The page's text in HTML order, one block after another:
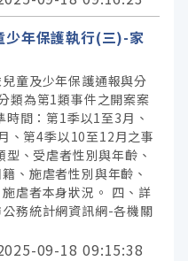
年保護執行(三)-家
童及少年保護通報與分
類為第1類事件之開案案
間：第1季以1至3月、
、第4季以10至12月之事
、受虐者性別與年齡、
、施虐者性別與年齡、
虐者本身狀況。 四、詳
務統計網資訊網-各機關
09-18 09:15:38